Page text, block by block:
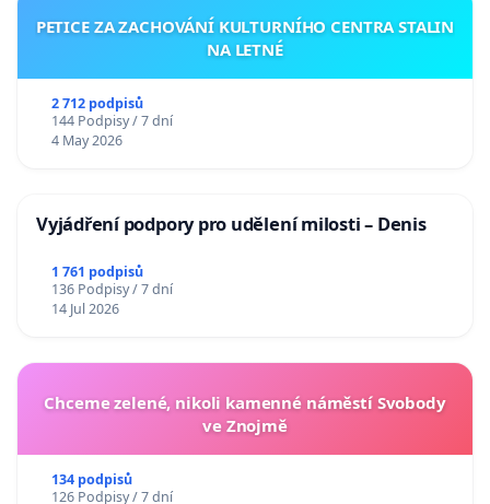
PETICE ZA ZACHOVÁNÍ KULTURNÍHO CENTRA STALIN
NA LETNÉ
2 712 podpisů
144 Podpisy / 7 dní
4 May 2026
Vyjádření podpory pro udělení milosti – Denis
1 761 podpisů
136 Podpisy / 7 dní
14 Jul 2026
Chceme zelené, nikoli kamenné náměstí Svobody
ve Znojmě
134 podpisů
126 Podpisy / 7 dní